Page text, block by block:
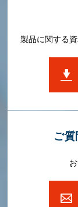
製品に関する
ご